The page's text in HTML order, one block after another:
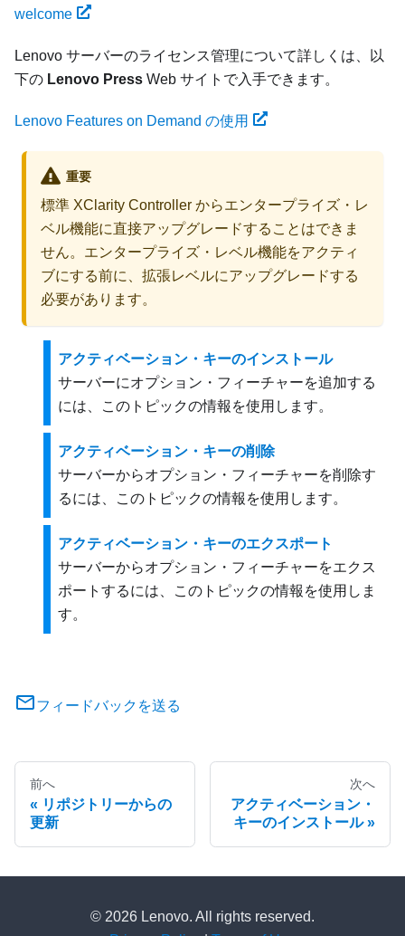
welcome
Lenovo サーバーのライセンス管理について詳しくは、以
下の Lenovo Press Web サイトで入手できます。
Lenovo Features on Demand の使用
重要
標準 XClarity Controller からエンタープライズ・レ
ベル機能に直接アップグレードすることはできま
せん。エンタープライズ・レベル機能をアクティ
ブにする前に、拡張レベルにアップグレードする
必要があります。
アクティベーション・キーのインストール
サーバーにオプション・フィーチャーを追加する
には、このトピックの情報を使用します。
アクティベーション・キーの削除
サーバーからオプション・フィーチャーを削除す
るには、このトピックの情報を使用します。
アクティベーション・キーのエクスポート
サーバーからオプション・フィーチャーをエクス
ポートするには、このトピックの情報を使用しま
す。
フィードバックを送る
前へ
リポジトリーからの
更新
次へ
アクティベーション・
キーのインストール
© 2026 Lenovo. All rights reserved.